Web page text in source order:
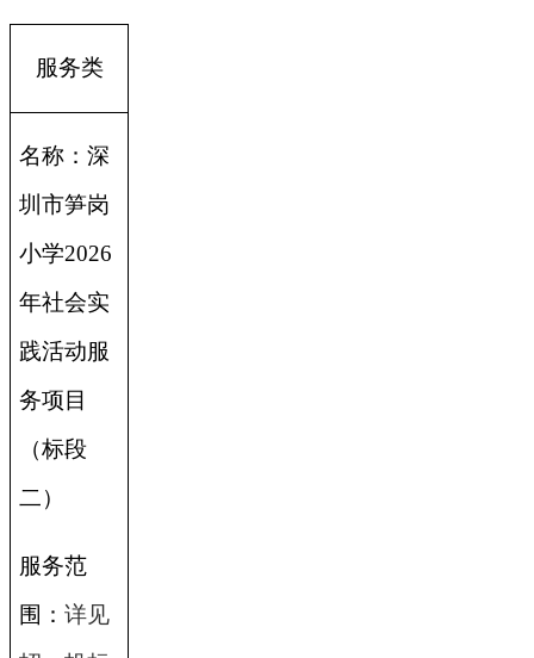
服务类
名称： 深
圳市笋岗
小学2026
年社会实
践活动服
务项目
（标段
二）
服务范
围： 详见